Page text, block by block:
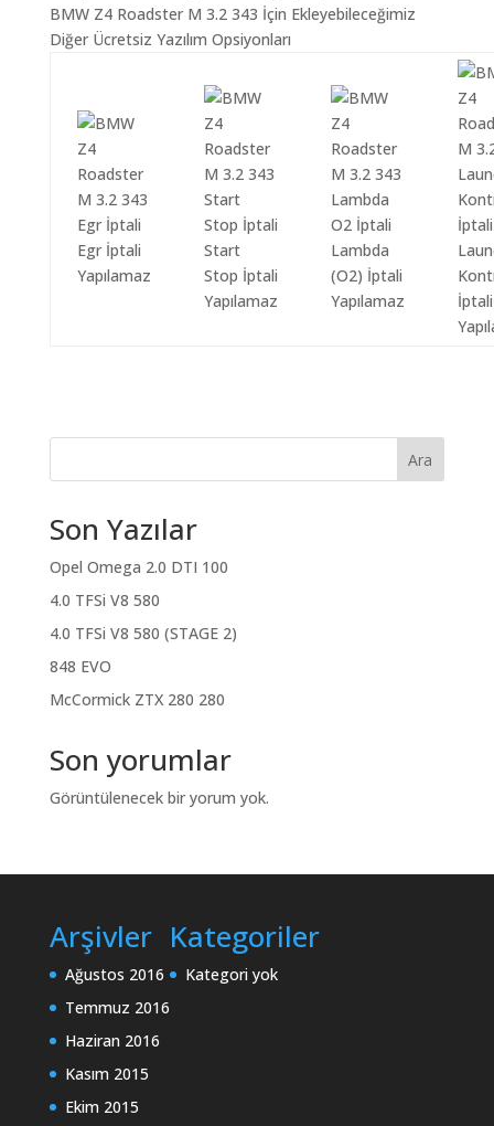
BMW Z4 Roadster M 3.2 343 İçin Ekleyebileceğimiz
Diğer Ücretsiz Yazılım Opsiyonları
Egr İptali
Yapılamaz
Start
Stop İptali
Yapılamaz
Lambda
(O2) İptali
Yapılamaz
İptali
Ara
Son Yazılar
Opel Omega 2.0 DTI 100
4.0 TFSi V8 580
4.0 TFSi V8 580 (STAGE 2)
848 EVO
McCormick ZTX 280 280
Son yorumlar
Görüntülenecek bir yorum yok.
Arşivler
Ağustos 2016
Temmuz 2016
Haziran 2016
Kasım 2015
Ekim 2015
Kategoriler
Kategori yok